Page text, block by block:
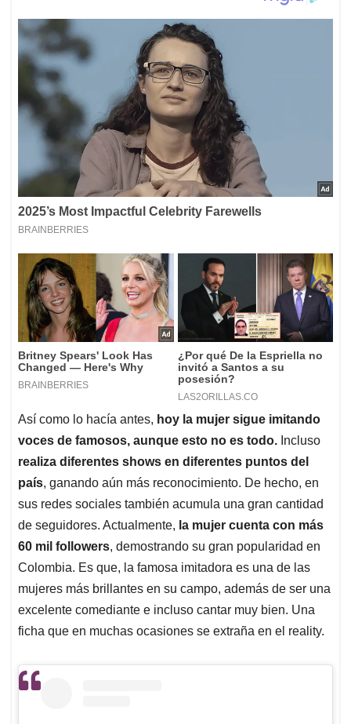
Así como lo hacía antes, hoy la mujer sigue imitando
voces de famosos, aunque esto no es todo. Incluso
realiza diferentes shows en diferentes puntos del
país, ganando aún más reconocimiento. De hecho, en
sus redes sociales también acumula una gran cantidad
de seguidores. Actualmente, la mujer cuenta con más
60 mil followers, demostrando su gran popularidad en
Colombia. Es que, la famosa imitadora es una de las
mujeres más brillantes en su campo, además de ser una
excelente comediante e incluso cantar muy bien. Una
ficha que en muchas ocasiones se extraña en el reality.